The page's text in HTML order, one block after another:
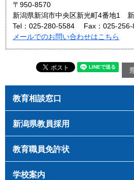
〒950-8570
新潟県新潟市中央区新光町4番地1
Tel：025-280-5584
Fax：025-
メールでのお問い合わせはこちら
教育相談窓口
新潟県教員採用
教育職員免許状
学校案内